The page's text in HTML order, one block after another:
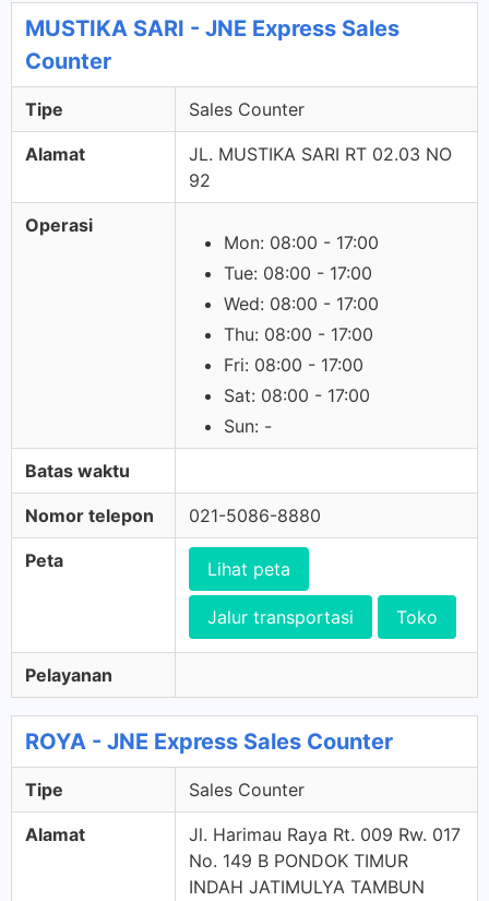
MUSTIKA SARI - JNE Express Sales
Counter
Tipe Sales Counter
Alamat
JL. MUSTIKA SARI RT 02.03 NO
92
Operasi
Mon: 08:00 - 17:00
Tue: 08:00 - 17:00
Wed: 08:00 - 17:00
Thu: 08:00 - 17:00
Fri: 08:00 - 17:00
Sat: 08:00 - 17:00
Sun: -
Batas waktu
Nomor telepon 021-5086-8880
Peta Lihat peta
Jalur transportasi Toko
Pelayanan
ROYA - JNE Express Sales Counter
Tipe Sales Counter
Alamat
Jl. Harimau Raya Rt. 009 Rw. 017
No. 149 B PONDOK TIMUR
INDAH JATIMULYA TAMBUN